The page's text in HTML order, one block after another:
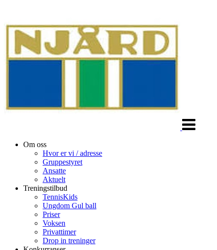
Om oss
Hvor er vi / adresse
Gruppestyret
Ansatte
Aktuelt
Treningstilbud
TennisKids
Ungdom Gul ball
Priser
Voksen
Privattimer
Drop in treninger